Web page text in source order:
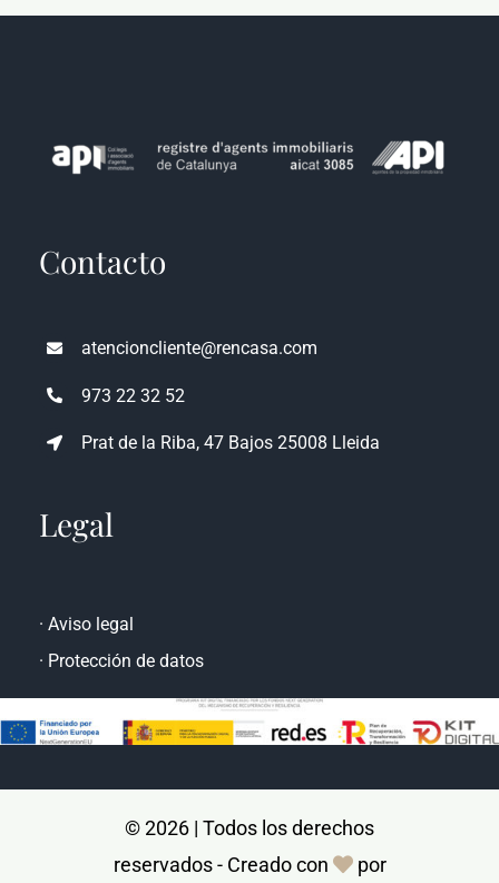
atencioncliente@rencasa.com
973 22 32 52
· Aviso legal
·Protección de datos
© 2026 | Todos los derechos